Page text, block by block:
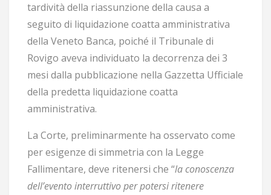
tardività della riassunzione della causa a
seguito di liquidazione coatta amministrativa
della Veneto Banca, poiché il Tribunale di
Rovigo aveva individuato la decorrenza dei 3
mesi dalla pubblicazione nella Gazzetta Ufficiale
della predetta liquidazione coatta
amministrativa.
La Corte, preliminarmente ha osservato come
per esigenze di simmetria con la Legge
Fallimentare, deve ritenersi che “la conoscenza
dell’evento interruttivo per potersi ritenere